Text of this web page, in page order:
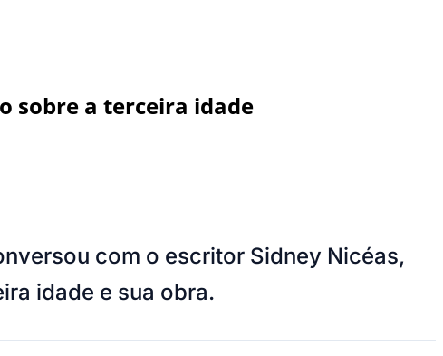
sobre a terceira idade
com o escritor Sidney Nicéas,
idade e sua obra.